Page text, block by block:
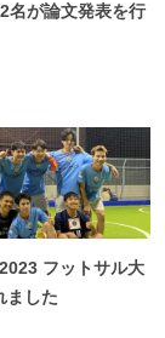
名が論文発表を行
フットサル大
ました